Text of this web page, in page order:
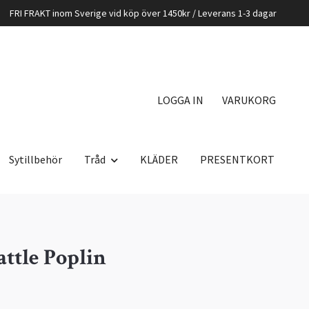
FRI FRAKT inom Sverige vid köp över 1450kr / Leverans 1-3 dagar
LOGGA IN VARUKORG
Sytillbehör Tråd KLÄDER PRESENTKORT
Poplin